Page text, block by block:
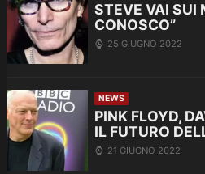
STEVE VAI SUI
CONOSCO”
25 GIUGNO 2022
NEWS
PINK FLOYD,
IL FUTURO
21 GIUGNO 2022